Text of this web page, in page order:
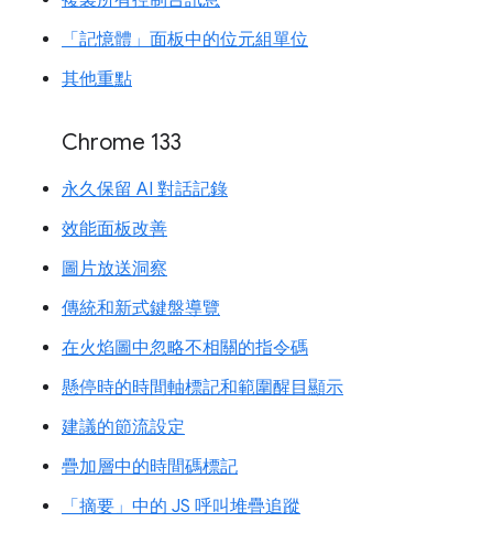
「記憶體」面板中的位元組單位
其他重點
Chrome 133
永久保留 AI 對話記錄
效能面板改善
圖片放送洞察
傳統和新式鍵盤導覽
在火焰圖中忽略不相關的指令碼
懸停時的時間軸標記和範圍醒目顯示
建議的節流設定
疊加層中的時間碼標記
「摘要」中的 JS 呼叫堆疊追蹤